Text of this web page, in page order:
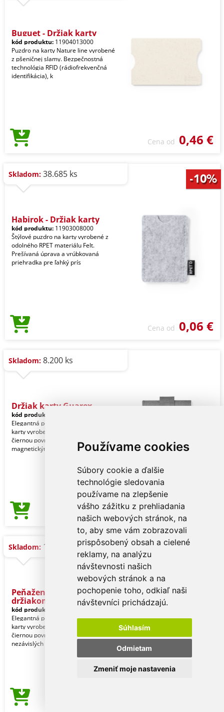
Používame cookies
Súbory cookie a ďalšie
technológie sledovania
používame na zlepšenie
vášho zážitku z prehliadania
našich webových stránok, na
to, aby sme vám zobrazovali
prispôsobený obsah a cielené
reklamy, na analýzu
návštevnosti našich
webových stránok a na
pochopenie toho, odkiaľ naši
návštevníci prichádzajú.
Súhlasím
Odmietam
Zmeniť moje nastavenia
Buguet - Držiak karty
kód produktu: 11904013000
Puzdro na karty Nature line vyrobené
z pšeničnej slamy. Bezpečnostná
technológia RFID (rádiofrekvenčná
identifikácia), k
Cena od 0,46 €
Skladom: 38.685 ks
Habirok - Držiak karty
kód produktu: 11903008000
Štýlové puzdro na karty vyrobené z
odolného RPET materiálu Felt.
Prešívaná úprava a vrúbkovaná
priehradka pre ľahký prís
Cena od 0,06 €
Skladom: 8.200 ks
Držiak karty Guarex
kód produktu:
Elegantná peňaženka a púzdro na
karty vyrobené z polyesteru RPET s
čiernou povrchovou úpravou. S
magnetickým zapínaním a
Cena od1,55 €
Skladom: 13.000 ks
Peňaženka Kenxo s
držiakom na
kód produktu:
Elegantná peňaženka a púzdro na
karty vyrobené z polyesteru RPET s
čiernou povrchovou úpravou. Vnútri 6
nezávislých prie